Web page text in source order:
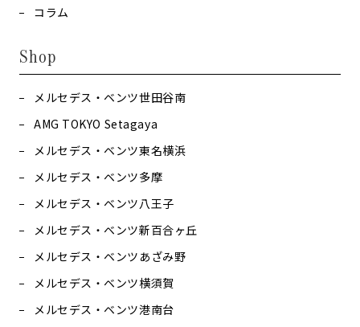
コラム
Shop
メルセデス・ベンツ世田谷南
AMG TOKYO Setagaya
メルセデス・ベンツ東名横浜
メルセデス・ベンツ多摩
メルセデス・ベンツ八王子
メルセデス・ベンツ新百合ヶ丘
メルセデス・ベンツあざみ野
メルセデス・ベンツ横須賀
メルセデス・ベンツ港南台